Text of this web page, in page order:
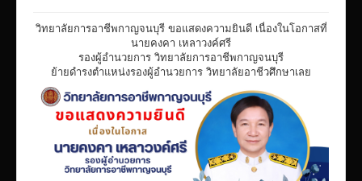
ITA/ข้อมูลสาธารณะ
ID-PLAN
พัสดุ/จัดซื่อจัดจ้าง
Link รวมระบบรายงานข้อมูลต่าง ๆ
ติดต่อวิทยาลัย
แบบประเมินครูผู้สอน
วิทยาลัยการอาชีพกาญจนบุรี ขอแสดงความยินดี เนื่องในโอกาสที่
นายคงคา เหลาวงค์ศรี
รองผู้อำนวยการ วิทยาลัยการอาชีพกาญจนบุรี
ย้ายดำรงตำแหน่งรองผู้อำนวยการ วิทยาลัยอาชีวศึกษาเลย